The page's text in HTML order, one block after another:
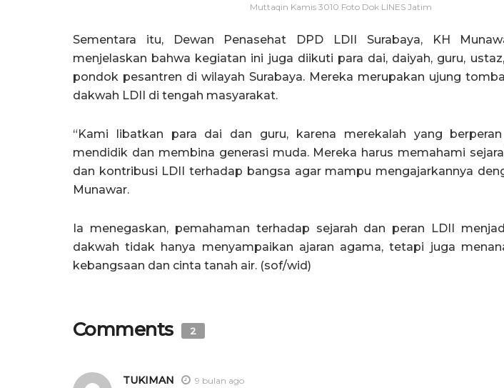
Muttaqin Kamis 3010 Foto Dok LINES Jatim
Sementara itu, Dewan Penasehat DPD LDII Surabaya, KH
menjelaskan bahwa kegiatan ini juga diikuti para dai, daiyah, guru,
pondok pesantren di wilayah Surabaya. Mereka merupakan ujung
dakwah LDII di tengah masyarakat.
“Kami libatkan para dai dan guru, karena merekalah yang
mendidik dan membina generasi muda. Mereka harus memahami
dan kontribusi LDII terhadap bangsa agar mampu mengajarkannya
Munawar.
Ia menegaskan, pemahaman terhadap sejarah dan peran LDII
dakwah tidak hanya menyampaikan ajaran agama, tetapi juga
kebangsaan dan cinta tanah air. (sof/wid)
Comments 2
TUKIMAN 9 bulan ago